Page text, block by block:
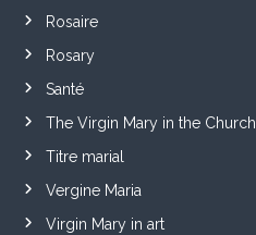
Rosaire
Rosary
Santé
The Virgin Mary in the Church
Titre marial
Vergine Maria
Virgin Mary in art